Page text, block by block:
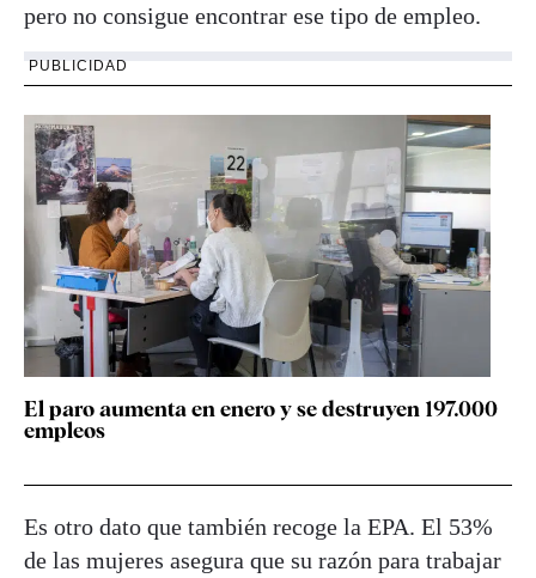
pero no consigue encontrar ese tipo de empleo.
PUBLICIDAD
El paro aumenta en enero y se destruyen 197.000
empleos
Es otro dato que también recoge la EPA. El 53%
de las mujeres asegura que su razón para trabajar